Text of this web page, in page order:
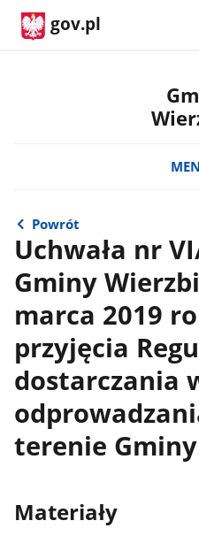
gov.pl
Powrót
Uchwała nr
Gminy
marca 2019
przyjęcia
dostarczania
terenie
Materiały